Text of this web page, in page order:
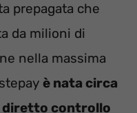
prepagata che
da milioni di
nella massima
è nata circa
diretto controllo